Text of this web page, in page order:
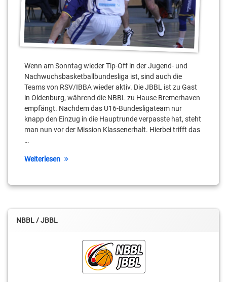
Wenn am Sonntag wieder Tip-Off in der Jugend- und
Nachwuchsbasketballbundesliga ist, sind auch die
Teams von RSV/IBBA wieder aktiv. Die JBBL ist zu Gast
in Oldenburg, während die NBBL zu Hause Bremerhaven
empfängt. Nachdem das U16-Bundesligateam nur
knapp den Einzug in die Hauptrunde verpasste hat, steht
man nun vor der Mission Klassenerhalt. Hierbei trifft das
…
Weiterlesen
NBBL / JBBL